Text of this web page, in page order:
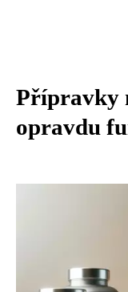
Přípravky
opravdu